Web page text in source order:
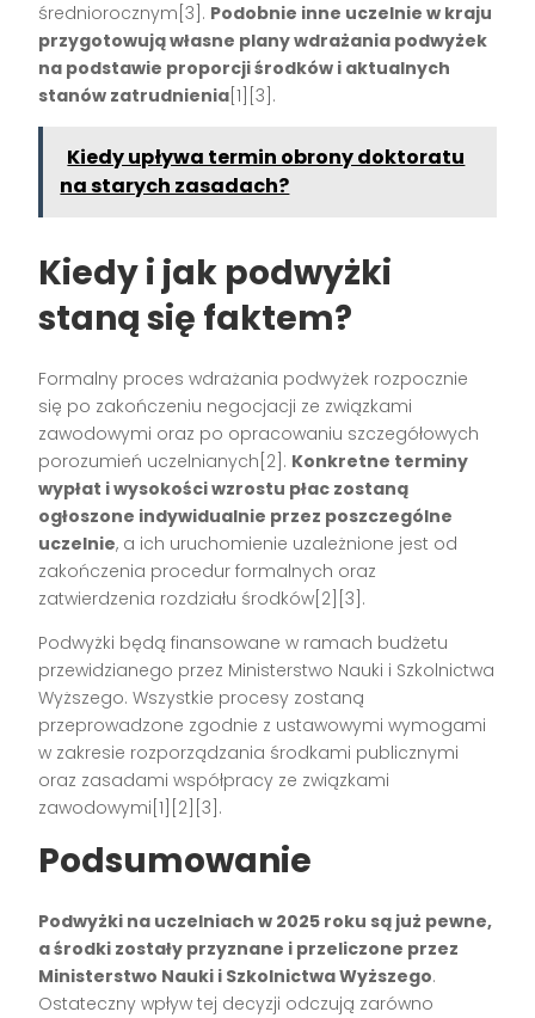
średniorocznym[3]. Podobnie inne uczelnie w kraju
przygotowują własne plany wdrażania podwyżek
na podstawie proporcji środków i aktualnych
stanów zatrudnienia [1][3].
Kiedy upływa termin obrony doktoratu
na starych zasadach?
Kiedy i jak podwyżki
staną się faktem?
Formalny proces wdrażania podwyżek rozpocznie
się po zakończeniu negocjacji ze związkami
zawodowymi oraz po opracowaniu szczegółowych
porozumień uczelnianych[2]. Konkretne terminy
wypłat i wysokości wzrostu płac zostaną
ogłoszone indywidualnie przez poszczególne
uczelnie, a ich uruchomienie uzależnione jest od
zakończenia procedur formalnych oraz
zatwierdzenia rozdziału środków[2][3].
Podwyżki będą finansowane w ramach budżetu
przewidzianego przez Ministerstwo Nauki i Szkolnictwa
Wyższego. Wszystkie procesy zostaną
przeprowadzone zgodnie z ustawowymi wymogami
w zakresie rozporządzania środkami publicznymi
oraz zasadami współpracy ze związkami
zawodowymi[1][2][3].
Podsumowanie
Podwyżki na uczelniach w 2025 roku są już pewne,
a środki zostały przyznane i przeliczone przez
Ministerstwo Nauki i Szkolnictwa Wyższego.
Ostateczny wpływ tej decyzji odczują zarówno